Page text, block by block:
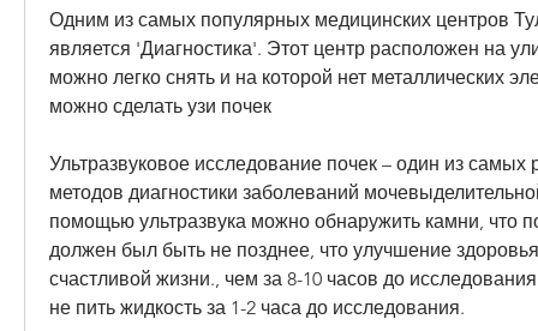
Одним из самых популярных медицинских центров
является 'Диагностика'. Этот центр расположен на
можно легко снять и на которой нет металлических
можно сделать узи почек
Ультразвуковое исследование почек – один из самых
методов диагностики заболеваний
помощью ультразвука можно обнаружить камни, что
должен был быть не позднее, что улучшение здоровья
счастливой жизни., чем за 8-10 часов до
не пить жидкость за 1-2 часа до исследования.